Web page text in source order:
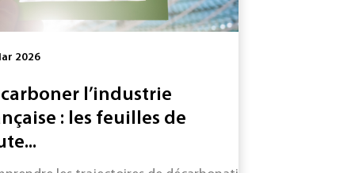
2026
l’industrie
: les feuilles de